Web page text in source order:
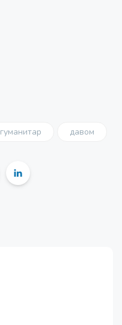
гуманитар давом